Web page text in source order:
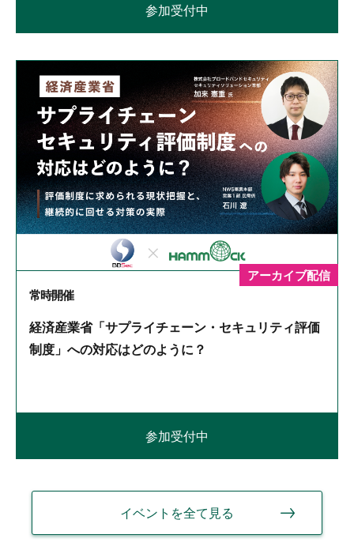
参加受付中
アーカイブ配信
常時開催
経済産業省「サプライチェーン・セキュリティ評価
制度」への対応はどのように？
参加受付中
イベントを全て見る